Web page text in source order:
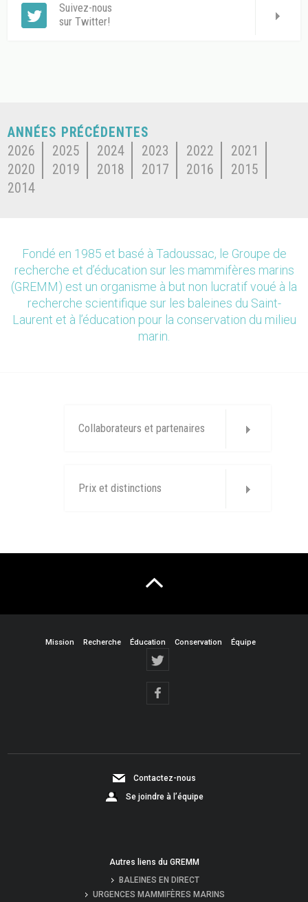
Suivez-nous
sur Twitter!
ANNÉES PRÉCÉDENTES
2026
2025 2024 2023 2022
2021
2020
2019 2018 2017 2016
2015
2014
Fondé en 1985 et basé à Tadoussac, le Groupe de
recherche et d’éducation sur les mammifères marins
(GREMM) est un organisme à but non lucratif voué à la
recherche scientifique sur les baleines du Saint-
Laurent et à l’éducation pour la conservation du milieu
marin.
Collaborateurs et partenaires
Prix et distinctions
Mission Recherche Éducation Conservation Équipe
Contactez-nous
Se joindre à l’équipe
Autres liens du GREMM
BALEINES EN DIRECT
URGENCES MAMMIFÈRES MARINS